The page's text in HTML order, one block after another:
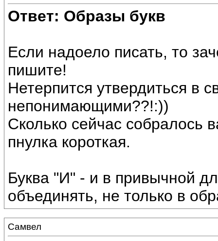
Ответ: Образы букв
Если надоело писать, то
пишите!
Нетерпится утвердиться в
непонимающими??!:))
Сколько сейчас собралось
пнулка короткая.
Буква "И" - и в привычной
объединять, не только в
Самвел